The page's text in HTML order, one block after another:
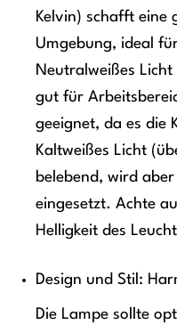
Kelvin) schafft eine
Umgebung, ideal
Neutralweißes
gut für
geeignet, da es die
Kaltweißes Licht
belebend, wird
eingesetzt. Achte
Helligkeit des
Design und Stil:
Die Lampe sollte